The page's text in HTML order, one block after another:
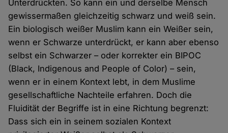
Unterdrückten. So kann ein und derselbe Mensch
gewissermaßen gleichzeitig schwarz und weiß sein.
Ein biologisch weißer Muslim kann ein Weißer sein,
wenn er Schwarze unterdrückt, er kann aber ebenso
selbst ein Schwarzer – oder korrekter ein BIPOC
(Black, Indigenous and People of Color) – sein,
wenn er in einem Kontext lebt, in dem Muslime
gesellschaftliche Nachteile erfahren. Doch die
Fluidität der Begriffe ist in eine Richtung begrenzt:
Dass sich ein in seinem sozialen Kontext